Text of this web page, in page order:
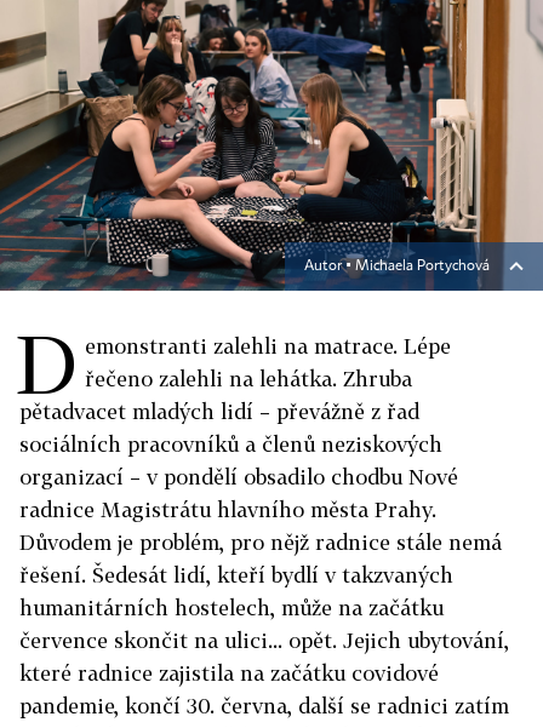
Autor ▪ Michaela Portychová
D emonstranti zalehli na matrace. Lépe
řečeno zalehli na lehátka. Zhruba
pětadvacet mladých lidí – převážně z řad
sociálních pracovníků a členů neziskových
organizací – v pondělí obsadilo chodbu Nové
radnice Magistrátu hlavního města Prahy.
Důvodem je problém, pro nějž radnice stále nemá
řešení. Šedesát lidí, kteří bydlí v takzvaných
humanitárních hostelech, může na začátku
července skončit na ulici... opět. Jejich ubytování,
které radnice zajistila na začátku covidové
pandemie, končí 30. června, další se radnici zatím